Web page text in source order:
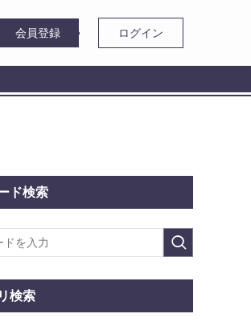
会員登録 ログイン
ド検索
検索